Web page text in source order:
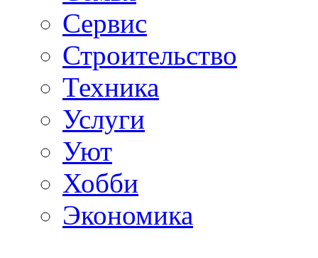
Сервис
Строительство
Техника
Услуги
Уют
Хобби
Экономика